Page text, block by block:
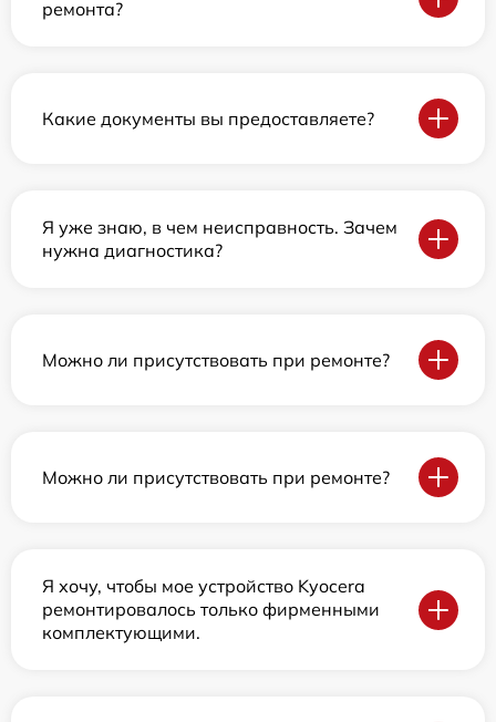
ремонта?
Какие документы вы предоставляете?
Я уже знаю, в чем неисправность. Зачем
нужна диагностика?
Можно ли присутствовать при ремонте?
Можно ли присутствовать при ремонте?
Я хочу, чтобы мое устройство Kyocera
ремонтировалось только фирменными
комплектующими.